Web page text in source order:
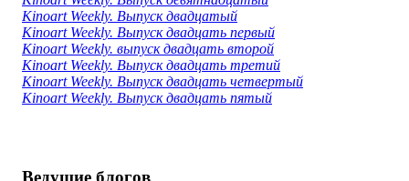
Kinoart Weekly. Выпуск двадцатый
Kinoart Weekly. Выпуск двадцать первый
Kinoart Weekly. выпуск двадцать второй
Kinoart Weekly. Выпуск двадцать третий
Kinoart Weekly. Выпуск двадцать четвертый
Kinoart Weekly. Выпуск двадцать пятый
Ведущие блогов